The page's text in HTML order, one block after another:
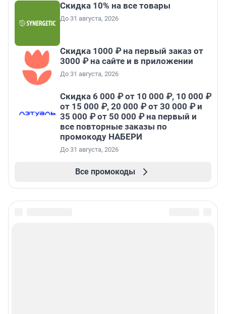
Скидка 10% на все товары
До 31 августа, 2026
Скидка 1000 ₽ на первый заказ от
3000 ₽ на сайте и в приложении
До 31 августа, 2026
Скидка 6 000 ₽ от 10 000 ₽, 10 000 ₽
от 15 000 ₽, 20 000 ₽ от 30 000 ₽ и
35 000 ₽ от 50 000 ₽ на первый и
все повторные заказы по
промокоду НАБЕРИ
До 31 августа, 2026
Все промокоды